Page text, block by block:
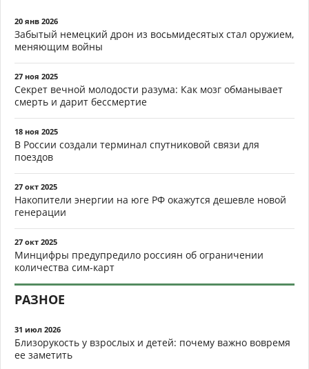
20 янв 2026
Забытый немецкий дрон из восьмидесятых стал оружием,
меняющим войны
27 ноя 2025
Секрет вечной молодости разума: Как мозг обманывает
смерть и дарит бессмертие
18 ноя 2025
В России создали терминал спутниковой связи для
поездов
27 окт 2025
Накопители энергии на юге РФ окажутся дешевле новой
генерации
27 окт 2025
Минцифры предупредило россиян об ограничении
количества сим-карт
РАЗНОЕ
31 июл 2026
Близорукость у взрослых и детей: почему важно вовремя
ее заметить